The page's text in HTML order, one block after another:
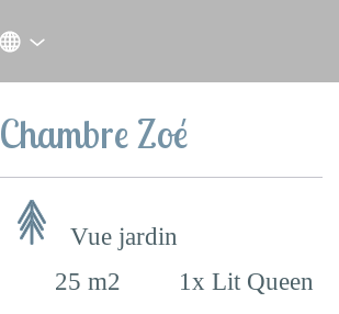
Chambre Zoé
Vue jardin
25 m2 1x Lit Queen